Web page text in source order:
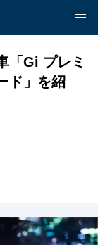
「Gi プレミ
ド」を紹